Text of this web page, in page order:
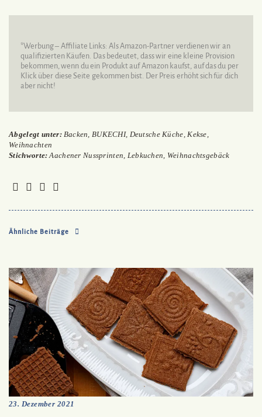
*Werbung – Affiliate Links: Als Amazon-Partner verdienen wir an
qualifizierten Käufen. Das bedeutet, dass wir eine kleine Provision
bekommen, wenn du ein Produkt auf Amazon kaufst, auf das du per
Klick über diese Seite gekommen bist. Der Preis erhöht sich für dich
aber nicht!
Abgelegt unter: Backen,BUKECHI, Deutsche Küche,Kekse,
Weihnachten
Stichworte: Aachener Nussprinten, Lebkuchen, Weihnachtsgebäck
Ähnliche Beiträge
23. Dezember 2021